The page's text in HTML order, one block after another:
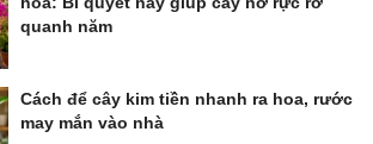
quanh năm
Cách để cây kim tiền nhanh ra hoa, rước
may mắn vào nhà